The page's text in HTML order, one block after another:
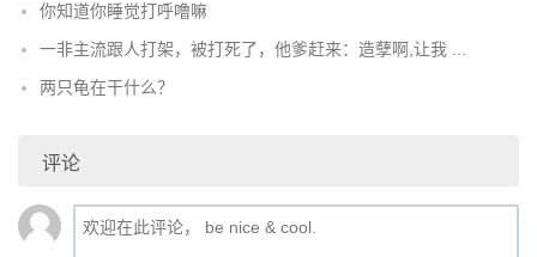
你知道你睡觉打呼噜嘛
一非主流跟人打架，被打死了，他爹赶来：造孽啊,让我 ...
两只龟在干什么？
评论